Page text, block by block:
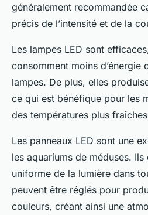
généralement recommandée
précis de l’intensité et de la
Les lampes LED sont
consomment moins d’énergie
lampes. De plus, elles
ce qui est bénéfique pour les
des températures plus
Les panneaux LED sont une
les aquariums de méduses.
uniforme de la lumière dans
peuvent être réglés pour
couleurs, créant ainsi une